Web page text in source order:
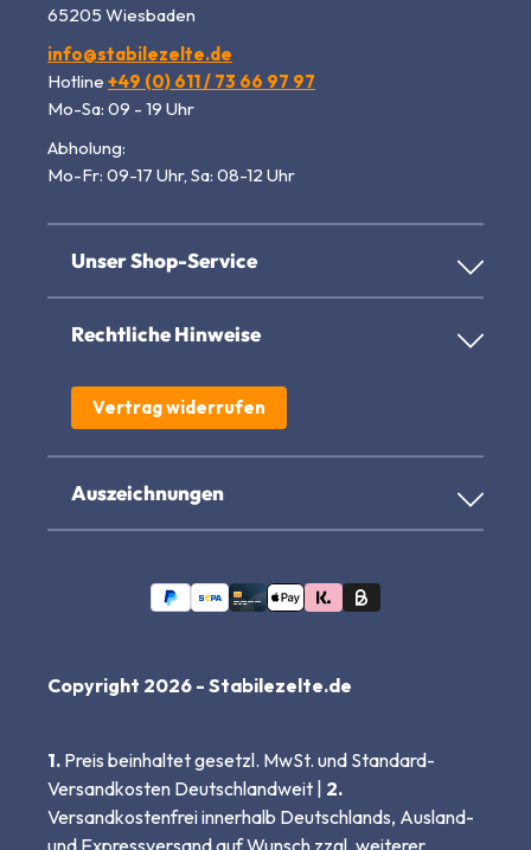
65205 Wiesbaden
info@stabilezelte.de
Hotline +49 (0) 611 / 73 66 97 97
Mo-Sa: 09 - 19 Uhr
Abholung:
Mo-Fr: 09-17 Uhr, Sa: 08-12 Uhr
Unser Shop-Service
Rechtliche Hinweise
Vertrag widerrufen
Auszeichnungen
Copyright 2026 - Stabilezelte.de
1. Preis beinhaltet gesetzl. MwSt. und Standard-
Versandkosten Deutschlandweit | 2.
Versandkostenfrei innerhalb Deutschlands, Ausland-
und Expressversand auf Wunsch zzgl. weiterer